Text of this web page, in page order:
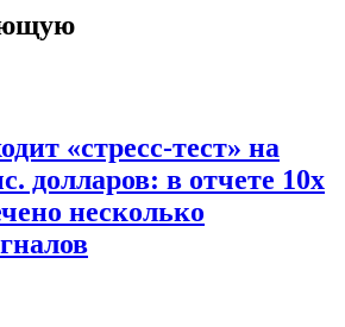
«стресс-тест» на
долларов: в отчете 10x
несколько